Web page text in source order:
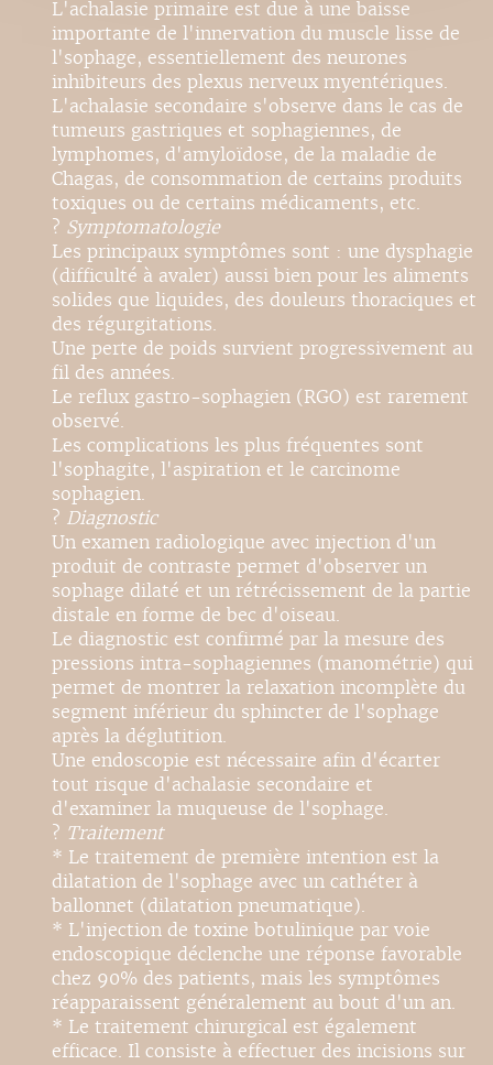
L'achalasie primaire est due à une baisse
importante de l'innervation du muscle lisse de
l'sophage, essentiellement des neurones
inhibiteurs des plexus nerveux myentériques.
L'achalasie secondaire s'observe dans le cas de
tumeurs gastriques et sophagiennes, de
lymphomes, d'amyloïdose, de la maladie de
Chagas, de consommation de certains produits
toxiques ou de certains médicaments, etc.
? Symptomatologie
Les principaux symptômes sont : une dysphagie
(difficulté à avaler) aussi bien pour les aliments
solides que liquides, des douleurs thoraciques et
des régurgitations.
Une perte de poids survient progressivement au
fil des années.
Le reflux gastro-sophagien (RGO) est rarement
observé.
Les complications les plus fréquentes sont
l'sophagite, l'aspiration et le carcinome
sophagien.
? Diagnostic
Un examen radiologique avec injection d'un
produit de contraste permet d'observer un
sophage dilaté et un rétrécissement de la partie
distale en forme de bec d'oiseau.
Le diagnostic est confirmé par la mesure des
pressions intra-sophagiennes (manométrie) qui
permet de montrer la relaxation incomplète du
segment inférieur du sphincter de l'sophage
après la déglutition.
Une endoscopie est nécessaire afin d'écarter
tout risque d'achalasie secondaire et
d'examiner la muqueuse de l'sophage.
? Traitement
* Le traitement de première intention est la
dilatation de l'sophage avec un cathéter à
ballonnet (dilatation pneumatique).
* L'injection de toxine botulinique par voie
endoscopique déclenche une réponse favorable
chez 90% des patients, mais les symptômes
réapparaissent généralement au bout d'un an.
* Le traitement chirurgical est également
efficace. Il consiste à effectuer des incisions sur